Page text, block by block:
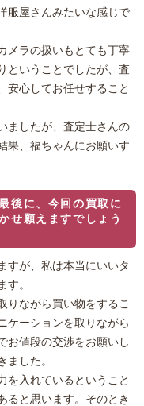
服屋さんみたいな感じで
メラの扱いもとても丁寧
ということでしたが、査
安心してお任せすること
ましたが、査定士さんの
果、福ちゃんにお願いす
後に、今回の買取に
せ願えますでしょう
すが、私は本当にいいタ
。
りながら買い物をするこ
ケーションを取りながら
お値段の交渉をお願いし
ました。
を入れているということ
ると思います。そのとき